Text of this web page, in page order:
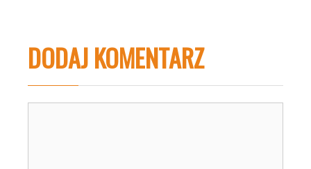
DODAJ KOMENTARZ